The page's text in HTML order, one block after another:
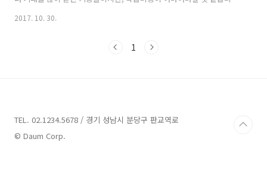
..!그래서 저는 일단 제가 바로 쓸 수 있을만한, 코드 짜는 것을 더 편하게
능적인 부분과 좀 더 언어에 대한 깊은 이해가 있어야 하겠지만, 지극히
2017. 10. 30.
1
TEL. 02.1234.5678 / 경기 성남시 분당구 판교역로
© Daum Corp.